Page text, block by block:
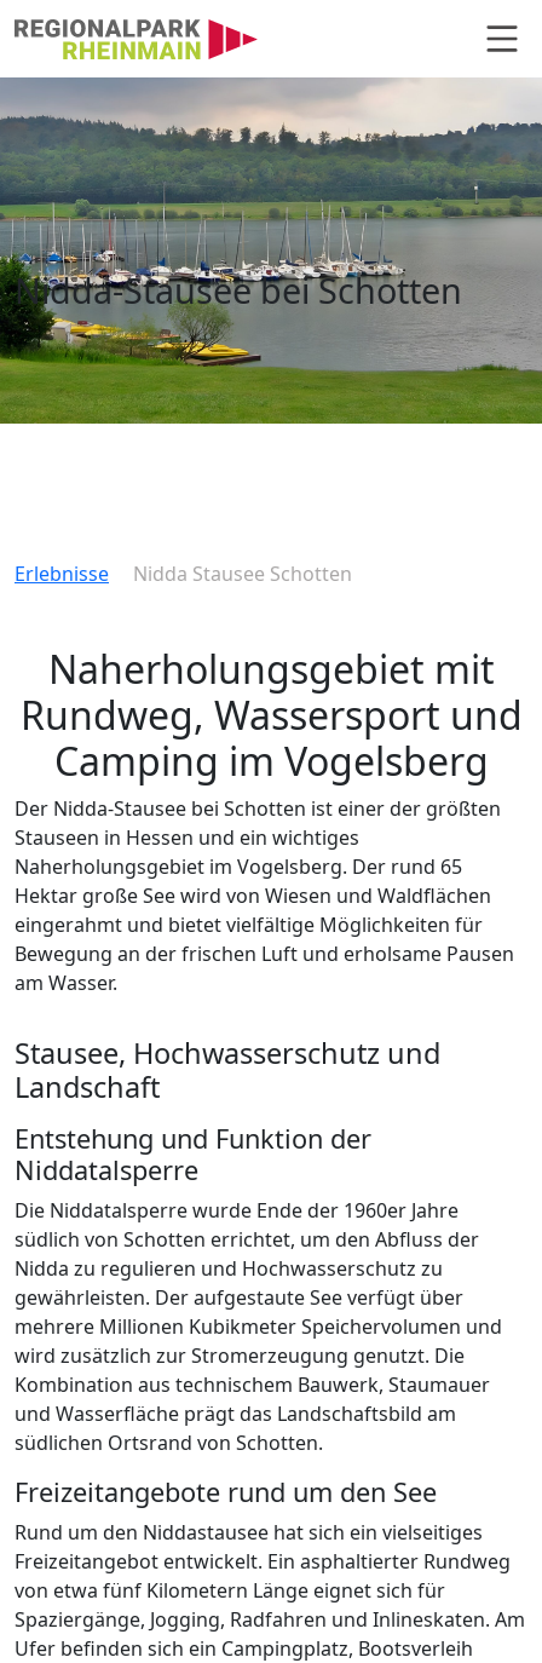
Nidda Stausee Schotten
Hauptnavigation
Nidda-Stausee bei Schotten
Erlebnisse Nidda Stausee Schotten
Naherholungsgebiet mit
Rundweg, Wassersport und
Camping im Vogelsberg
Der Nidda-Stausee bei Schotten ist einer der größten
Stauseen in Hessen und ein wichtiges
Naherholungsgebiet im Vogelsberg. Der rund 65
Hektar große See wird von Wiesen und Waldflächen
eingerahmt und bietet vielfältige Möglichkeiten für
Bewegung an der frischen Luft und erholsame Pausen
am Wasser.
Stausee, Hochwasserschutz und
Landschaft
Entstehung und Funktion der
Niddatalsperre
Die Niddatalsperre wurde Ende der 1960er Jahre
südlich von Schotten errichtet, um den Abfluss der
Nidda zu regulieren und Hochwasserschutz zu
gewährleisten. Der aufgestaute See verfügt über
mehrere Millionen Kubikmeter Speichervolumen und
wird zusätzlich zur Stromerzeugung genutzt. Die
Kombination aus technischem Bauwerk, Staumauer
und Wasserfläche prägt das Landschaftsbild am
südlichen Ortsrand von Schotten.
Freizeitangebote rund um den See
Rund um den Niddastausee hat sich ein vielseitiges
Freizeitangebot entwickelt. Ein asphaltierter Rundweg
von etwa fünf Kilometern Länge eignet sich für
Spaziergänge, Jogging, Radfahren und Inlineskaten. Am
Ufer befinden sich ein Campingplatz, Bootsverleih